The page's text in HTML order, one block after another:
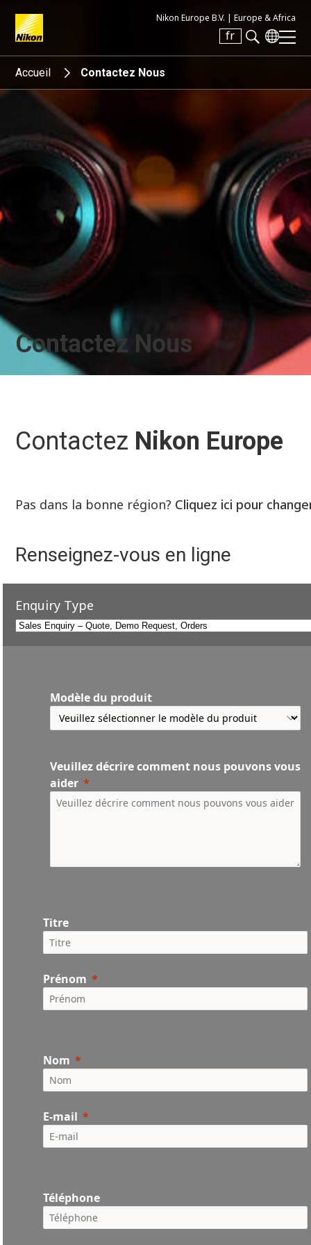
Nikon Europe B.V. | Europe & Africa
fr
Search keyword(s)
Accueil Contactez Nous
Contactez Nous
Contactez Nikon Europe
Pas dans la bonne région? Cliquez ici pour
Renseignez-vous en ligne
Enquiry Type
Modèle du produit
Veuillez décrire comment nous pouvons vous
aider
Titre
Prénom
Nom
E-mail
Téléphone